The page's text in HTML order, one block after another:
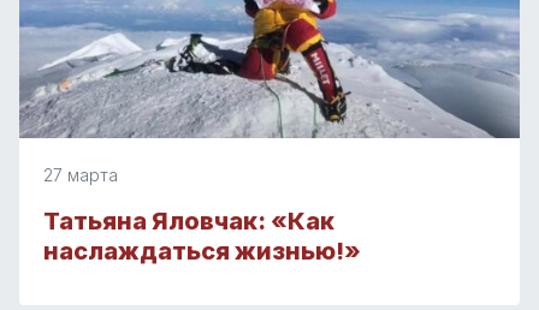
27 марта
Татьяна Яловчак: «Как
наслаждаться жизнью!»